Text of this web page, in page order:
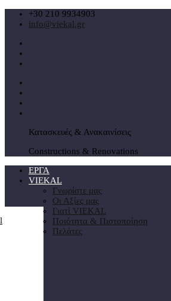
+30 210 9934903
info@viekal.gr
Κατασκευές & Ανακαινίσεις
Constructions & Renovations
ΕΡΓΑ
VIEKAL
Γνωρίστε μας
Οι Αξίες μας
Γιατί VIEKAL
Ποιότητα & Πιστοποίηση
Πελάτες